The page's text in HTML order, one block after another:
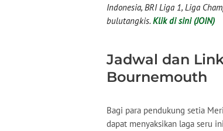
Indonesia, BRI Liga 1, Liga
bulutangkis. Klik di sini (JOIN)
Jadwal dan
Bournemouth
Bagi para pendukung setia
dapat menyaksikan laga seru